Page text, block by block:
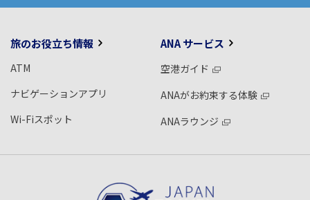
旅のお役立ち情報
ATM
ナビゲーションアプリ
Wi-Fiスポット
ANA サービス
空港ガイド
ANAがお約束する体験
ANAラウンジ